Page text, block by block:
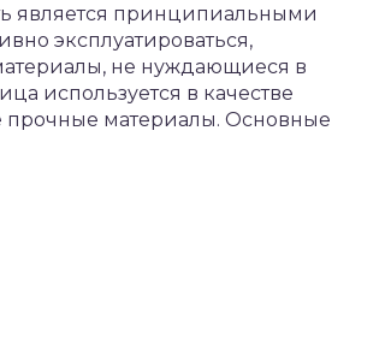
является принципиальными
эксплуатироваться,
не нуждающиеся в
используется в качестве
прочные материалы. Основные